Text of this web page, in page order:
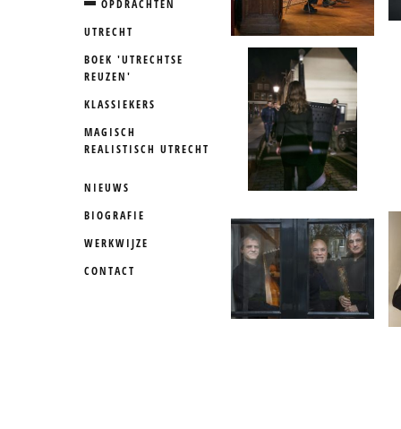
OPDRACHTEN
UTRECHT
BOEK 'UTRECHTSE
REUZEN'
KLASSIEKERS
MAGISCH
REALISTISCH UTRECHT
NIEUWS
BIOGRAFIE
WERKWIJZE
CONTACT